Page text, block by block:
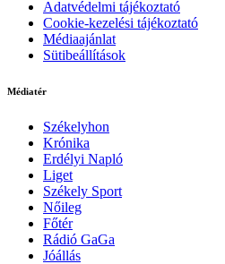
Adatvédelmi tájékoztató
Cookie-kezelési tájékoztató
Médiaajánlat
Sütibeállítások
Médiatér
Székelyhon
Krónika
Erdélyi Napló
Liget
Székely Sport
Nőileg
Főtér
Rádió GaGa
Jóállás